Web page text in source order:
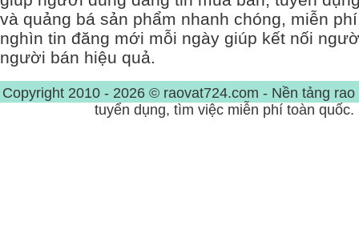
và quảng bá sản phẩm nhanh chóng, miễn
nghìn tin đăng mới mỗi ngày giúp kết nối
người bán hiệu quả.
Copyright 2010 - 2026 © raovat724.com - Nền tảng
tuyển dụng, tìm việc miễn phí toàn quốc.